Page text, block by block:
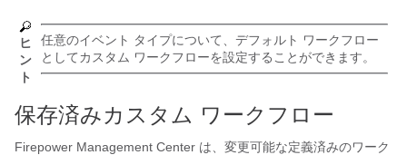
ヒ
ン
ト
任意のイベント タイプについて、デフォルト ワークフロー
としてカスタム ワークフローを設定することができます。
保存済みカスタム ワークフロー
Firepower Management Center は、変更可能な定義済みのワーク